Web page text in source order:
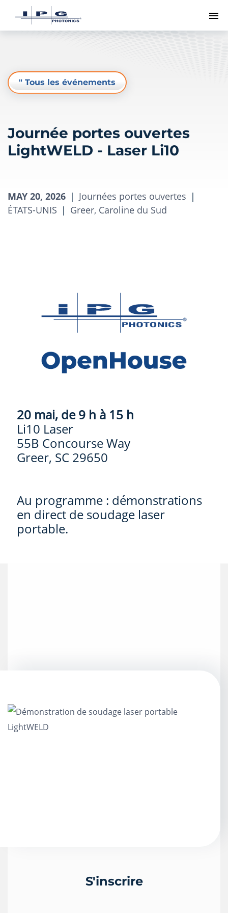
" Tous les événements
Journée portes ouvertes
LightWELD - Laser Li10
MAY 20, 2026 | Journées portes ouvertes |
ÉTATS-UNIS | Greer, Caroline du Sud
20 mai, de 9 h à 15 h
Li10 Laser
55B Concourse Way
Greer, SC 29650
Au programme : démonstrations
en direct de soudage laser
portable.
S'inscrire